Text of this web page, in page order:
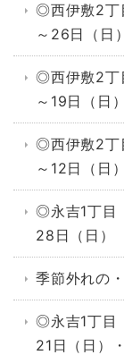
◎西伊敷2丁
～26日（日）
◎西伊敷2丁
～19日（日）
◎西伊敷2丁
～12日（日）
◎永吉1丁目
28日（日）
季節外れの
◎永吉1丁目
21日（日）